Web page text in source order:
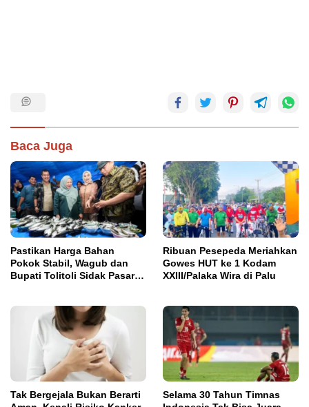
Baca Juga
Pastikan Harga Bahan
Pokok Stabil, Wagub dan
Bupati Tolitoli Sidak Pasar
Ribuan Pesepeda Meriahkan
Gowes HUT ke 1 Kodam
XXIII/Palaka Wira di Palu
Tak Bergejala Bukan Berarti
Selama 30 Tahun Timnas